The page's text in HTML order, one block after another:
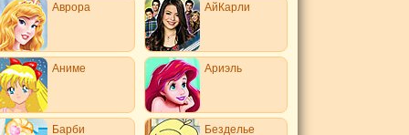
Аврора АйКарли
Аниме Ариэль
Барби Безделье